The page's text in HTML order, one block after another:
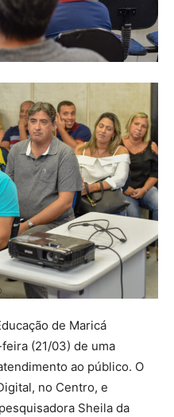
de Maricá
(21/03) de uma
ao público. O
no Centro, e
Sheila da